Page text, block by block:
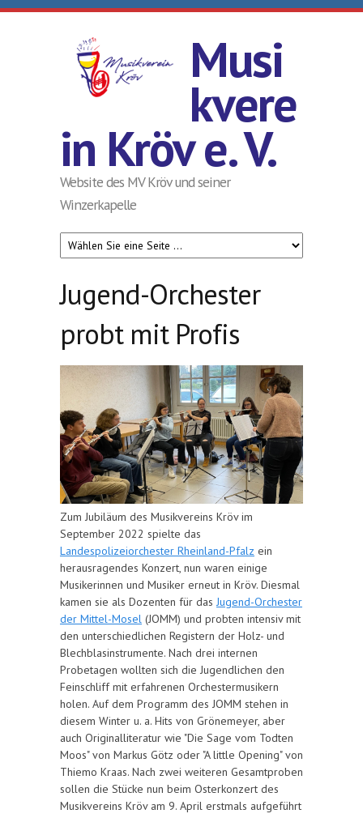
Direkt zum Inhalt
Musi
kvere
in Kröv e. V.
Website des MV Kröv und seiner
Winzerkapelle
Jugend-Orchester
probt mit Profis
Zum Jubiläum des Musikvereins Kröv im
September 2022 spielte das
Landespolizeiorchester Rheinland-Pfalz ein
herausragendes Konzert, nun waren einige
Musikerinnen und Musiker erneut in Kröv. Diesmal
kamen sie als Dozenten für das Jugend-Orchester
der Mittel-Mosel (JOMM) und probten intensiv mit
den unterschiedlichen Registern der Holz- und
Blechblasinstrumente. Nach drei internen
Probetagen wollten sich die Jugendlichen den
Feinschliff mit erfahrenen Orchestermusikern
holen. Auf dem Programm des JOMM stehen in
diesem Winter u. a. Hits von Grönemeyer, aber
auch Originalliteratur wie "Die Sage vom Todten
Moos" von Markus Götz oder "A little Opening" von
Thiemo Kraas. Nach zwei weiteren Gesamtproben
sollen die Stücke nun beim Osterkonzert des
Musikvereins Kröv am 9. April erstmals aufgeführt